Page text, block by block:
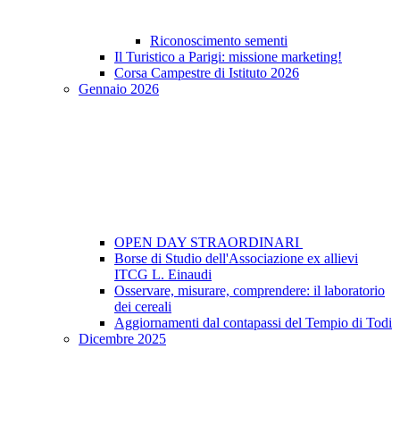
Riconoscimento sementi
Il Turistico a Parigi: missione marketing!
Corsa Campestre di Istituto 2026
Gennaio 2026
OPEN DAY STRAORDINARI
Borse di Studio dell'Associazione ex allievi
ITCG L. Einaudi
Osservare, misurare, comprendere: il laboratorio
dei cereali
Aggiornamenti dal contapassi del Tempio di Todi
Dicembre 2025